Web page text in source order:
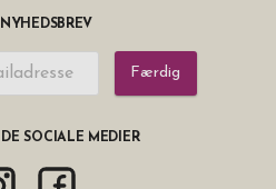
Færdig
SOCIALE MEDIER